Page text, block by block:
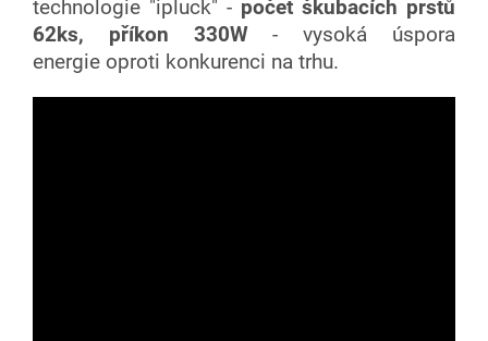
technologie "ipluck" - počet škubacích prstů
62ks, příkon 330W- vysoká úspora
energie oproti konkurenci na trhu.